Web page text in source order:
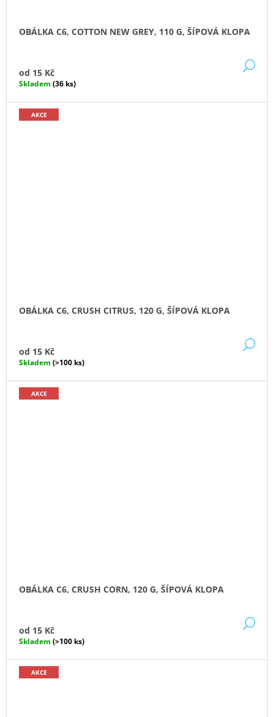
OBÁLKA C6, COTTON NEW GREY, 110 G, ŠÍPOVÁ KLOPA
od 15 Kč
Skladem (36 ks)
AKCE
OBÁLKA C6, CRUSH CITRUS, 120 G, ŠÍPOVÁ KLOPA
od 15 Kč
Skladem (>100 ks)
AKCE
OBÁLKA C6, CRUSH CORN, 120 G, ŠÍPOVÁ KLOPA
od 15 Kč
Skladem (>100 ks)
AKCE